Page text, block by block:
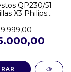
QP230/51
X3 Philips